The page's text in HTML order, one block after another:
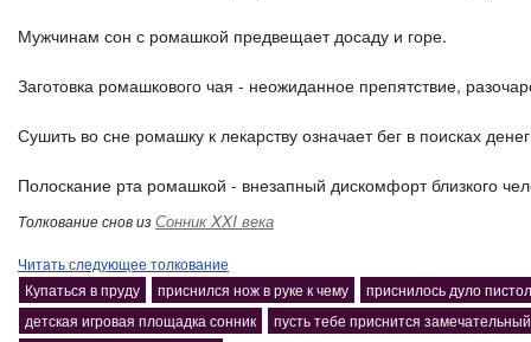
Мужчинам сон с ромашкой предвещает досаду и горе.
Заготовка ромашкового чая - неожиданное препятствие,
Сушить во сне ромашку к лекарству означает бег в поисках
Полоскание рта ромашкой - внезапный дискомфорт близкого
Толкование снов изСонник XXI века
Читать следующее толкование
Купаться в пруду
приснился нож в руке к чему
приснилось дуло
детская игровая площадка сонник
пусть тебе приснится